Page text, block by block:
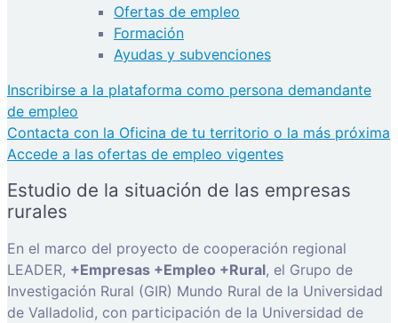
Ofertas de empleo
Formación
Ayudas y subvenciones
Inscribirse a la plataforma como persona demandante
de empleo
Contacta con la Oficina de tu territorio o la más próxima
Accede a las ofertas de empleo vigentes
Estudio de la situación de las empresas
rurales
En el marco del proyecto de cooperación regional
LEADER, +Empresas +Empleo +Rural, el Grupo de
Investigación Rural (GIR) Mundo Rural de la Universidad
de Valladolid, con participación de la Universidad de